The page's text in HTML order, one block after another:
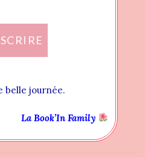
belle journée.
La Book’In Family